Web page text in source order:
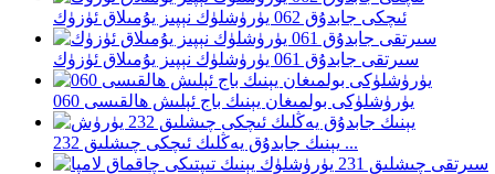
ئىچكى جابدۇق 062 يۈرۈشلۈك نېپىز يۇمىلاق ئۈزۈك
سىرتقى جابدۇق 061 يۈرۈشلۈك نېپىز يۇمىلاق ئۈزۈك
060 يۈرۈشلۈكى بولمىغان يېنىك باج ئېلىش ھالقىسى
يېنىك جابدۇق يەڭلىك ئىچكى چىشلىق 232 ...